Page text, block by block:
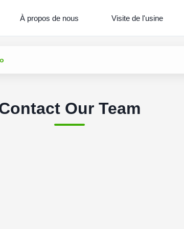
À propos de nous Visite de l'usine
Our Team